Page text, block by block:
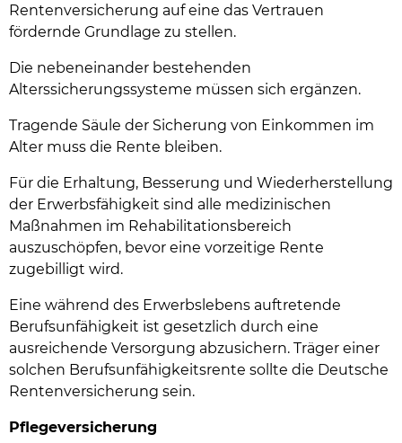
Rentenversicherung auf eine das Vertrauen
fördernde Grundlage zu stellen.
Die nebeneinander bestehenden
Alterssicherungssysteme müssen sich ergänzen.
Tragende Säule der Sicherung von Einkommen im
Alter muss die Rente bleiben.
Für die Erhaltung, Besserung und Wiederherstellung
der Erwerbsfähigkeit sind alle medizinischen
Maßnahmen im Rehabilitationsbereich
auszuschöpfen, bevor eine vorzeitige Rente
zugebilligt wird.
Eine während des Erwerbslebens auftretende
Berufsunfähigkeit ist gesetzlich durch eine
ausreichende Versorgung abzusichern. Träger einer
solchen Berufsunfähigkeitsrente sollte die Deutsche
Rentenversicherung sein.
Pflegeversicherung